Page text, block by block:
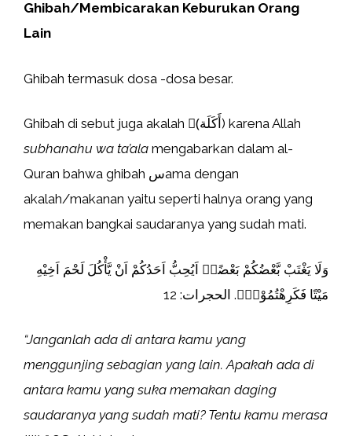
Ghibah/Membicarakan Keburukan Orang
Lain
Ghibah termasuk dosa -dosa besar.
Ghibah di sebut juga akalah (ٌأَكَلَة) karena Allah
subhanahu wa ta’ala mengabarkan dalam al-
Quran bahwa ghibah سama dengan
akalah/makanan yaitu seperti halnya orang yang
memakan bangkai saudaranya yang sudah mati.
وَلَا يَغْتَبْ بَّعْضُكُمْ بَعْضًاۗ اَيُحِبُّ اَحَدُكُمْ اَنْ يَّأْكُلَ لَحْمَ اَخِيْهِ
مَيْتًا فَكَرِهْتُمُوْهُۗ. الحجرات: 12
“Janganlah ada di antara kamu yang
menggunjing sebagian yang lain. Apakah ada di
antara kamu yang suka memakan daging
saudaranya yang sudah mati? Tentu kamu merasa